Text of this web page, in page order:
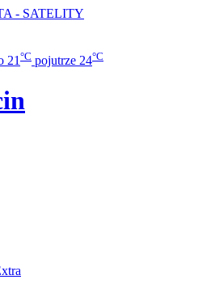
- SATELITY
21 °C pojutrze 24°C